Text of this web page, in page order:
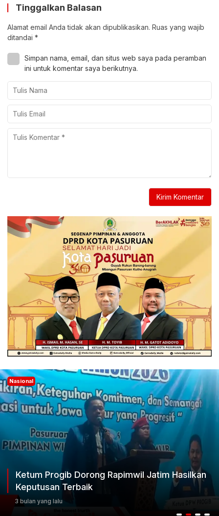
Tinggalkan Balasan
Alamat email Anda tidak akan dipublikasikan. Ruas yang wajib
ditandai *
Simpan nama, email, dan situs web saya pada peramban
ini untuk komentar saya berikutnya.
Nasional
Ketum Progib Dorong Rapimwil Jatim Hasilkan
Keputusan Terbaik
3 bulan yang lalu